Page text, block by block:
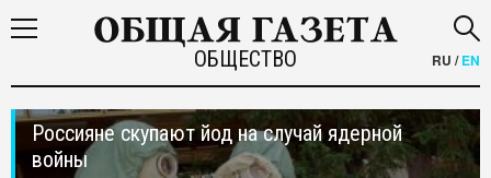
ОБЩЕСТВО RU /EN
Россияне скупают йод на случай ядерной
войны